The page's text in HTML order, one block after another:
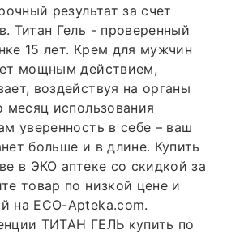
результат за счет
Титан Гель - проверенный
15 лет. Крем для мужчин
мощным действием,
воздействуя на органы
месяц использования
уверенность в себе – ваш
больше и в длине. Купить
в ЭКО аптеке со скидкой за
товар по низкой цене и
на ECO-Apteka.com.
ТИТАН ГЕЛЬ купить по